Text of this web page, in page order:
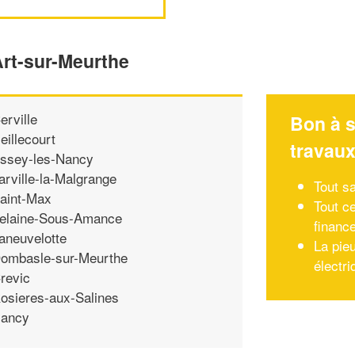
sur-Meurthe
les-Nancy
la-Malgrange
Max
Sous-Amance
sur-Meurthe
aux-Salines
Bon à
Tout
Tout
La